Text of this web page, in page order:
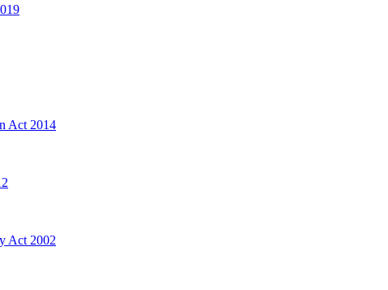
Act 2014
Act 2002